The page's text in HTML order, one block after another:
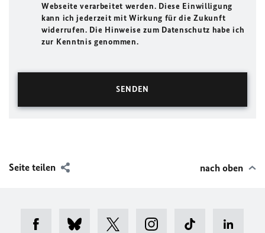
Webseite verarbeitet werden. Diese Einwilligung
kann ich jederzeit mit Wirkung für die Zukunft
widerrufen. Die Hinweise zum Datenschutz habe ich
zur Kenntnis genommen.
Seite teilen nach oben